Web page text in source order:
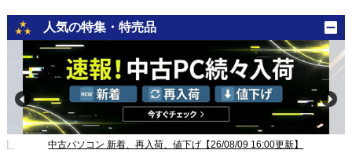
人気の特集・特売品
中古パソコン 新着、再入荷、値下げ【26/08/09 16:00更新】